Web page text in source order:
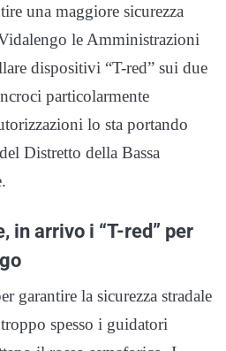
una maggiore sicurezza
le Amministrazioni
dispositivi “T-red” sui due
particolarmente
lo sta portando
Distretto della Bassa
in arrivo i “T-red” per
garantire la sicurezza stradale
spesso i guidatori